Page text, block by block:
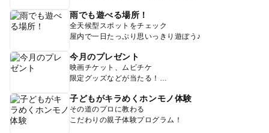
雨でも遊べる場所！
全天候型スポットをチェック
屋内で一日たっぷり思いっきり遊ぼう♪
今月のプレゼント
映画チケット、ムビチケ
限定グッズなどが当たる！
子どもがキラめくホンモノ体験
その道のプロに教わる
こだわりの親子体験プログラム！